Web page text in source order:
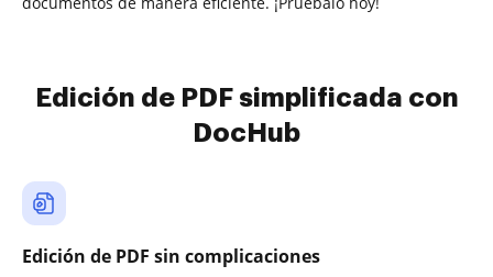
Edición de PDF simplificada con
DocHub
Edición de PDF sin complicaciones